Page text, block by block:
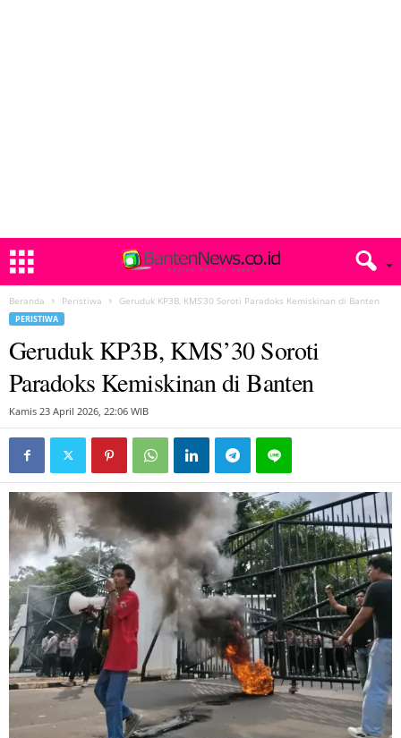
Beranda Peristiwa Geruduk KP3B, KMS’30 Soroti Paradoks Kemiskinan di Banten
PERISTIWA
Geruduk KP3B, KMS’30 Soroti
Paradoks Kemiskinan di Banten
Kamis 23 April 2026, 22:06 WIB